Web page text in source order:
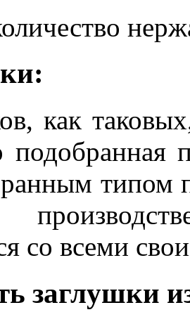
как
подобранная
типом
со всеми
заглушки